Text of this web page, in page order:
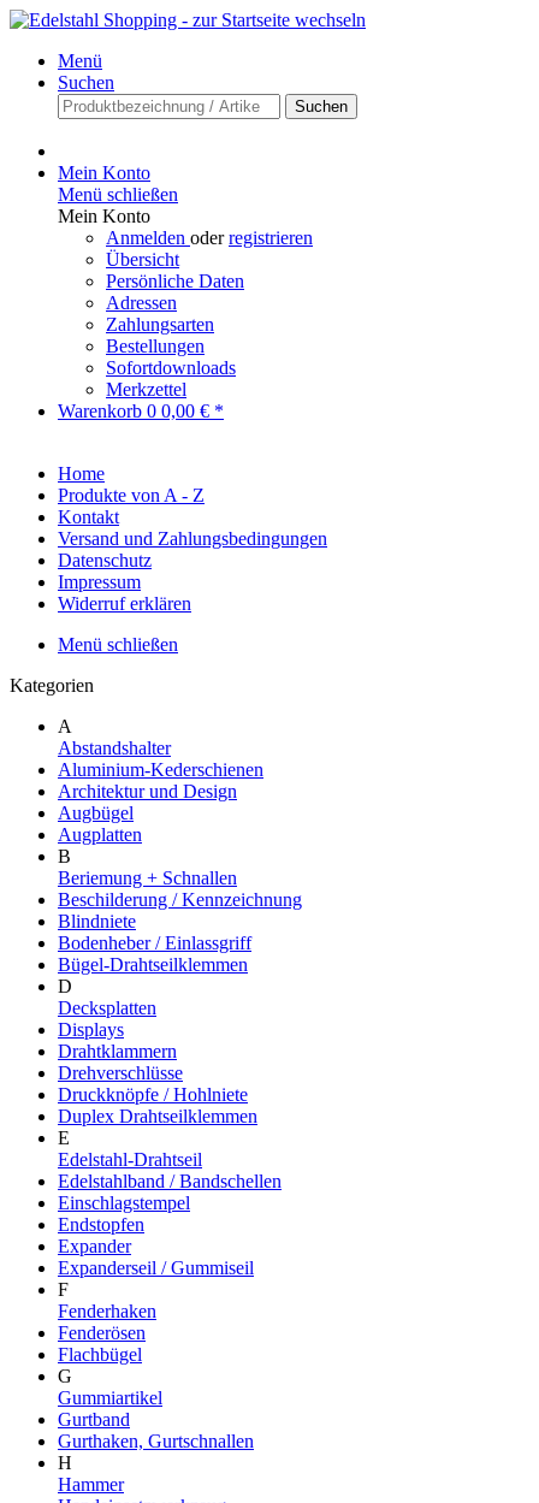
Menü
Suchen
Suchen
Mein Konto
Menü schließen
Mein Konto
Anmelden oderregistrieren
Übersicht
Persönliche Daten
Adressen
Zahlungsarten
Bestellungen
Sofortdownloads
Merkzettel
Warenkorb 0 0,00 € *
Home
Produkte von A - Z
Kontakt
Versand und Zahlungsbedingungen
Datenschutz
Impressum
Widerruf erklären
Menü schließen
Kategorien
A
Abstandshalter
Aluminium-Kederschienen
Architektur und Design
Augbügel
Augplatten
B
Beriemung + Schnallen
Beschilderung / Kennzeichnung
Blindniete
Bodenheber / Einlassgriff
Bügel-Drahtseilklemmen
D
Decksplatten
Displays
Drahtklammern
Drehverschlüsse
Druckknöpfe / Hohlniete
Duplex Drahtseilklemmen
E
Edelstahl-Drahtseil
Edelstahlband / Bandschellen
Einschlagstempel
Endstopfen
Expander
Expanderseil / Gummiseil
F
Fenderhaken
Fenderösen
Flachbügel
G
Gummiartikel
Gurtband
Gurthaken, Gurtschnallen
H
Hammer